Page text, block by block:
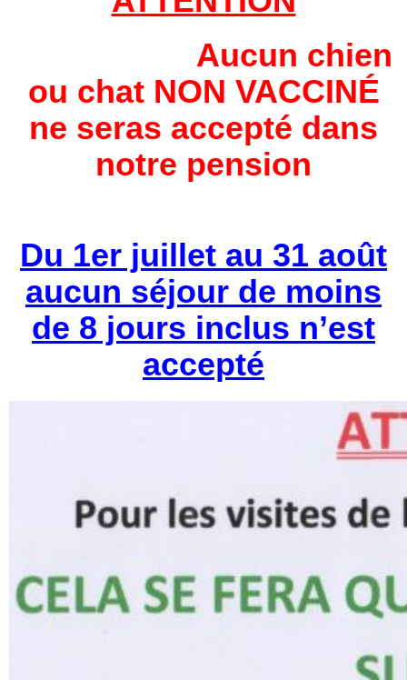
Aucun chien
ou chat NON VACCINÉ
ne seras accepté dans
notre pension
Du 1er juillet au 31 août
aucun séjour de moins
de 8 jours inclus n’est
accepté